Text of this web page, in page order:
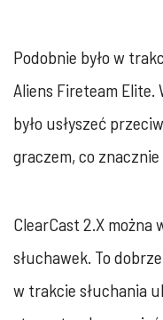
Podobnie było w
Aliens Fireteam
było usłyszeć
graczem, co znacznie
ClearCast 2.X można
słuchawek. To
w trakcie słuchania